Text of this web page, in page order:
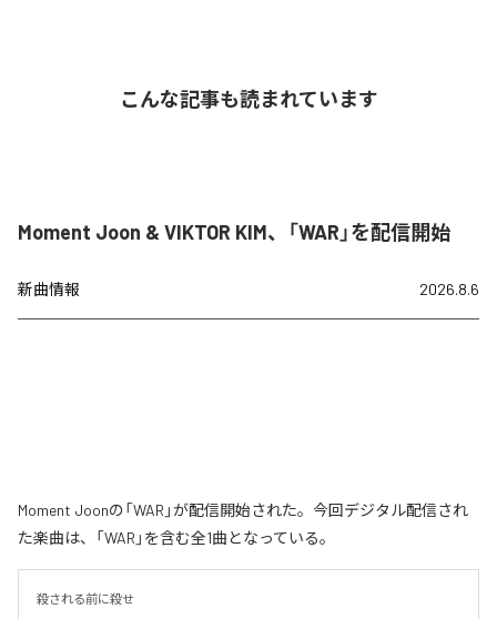
こんな記事も読まれています
Moment Joon & VIKTOR KIM、「WAR」を配信開始
新曲情報 2026.8.6
Moment Joonの「WAR」が配信開始された。今回デジタル配信され
た楽曲は、「WAR」を含む全1曲となっている。
殺される前に殺せ